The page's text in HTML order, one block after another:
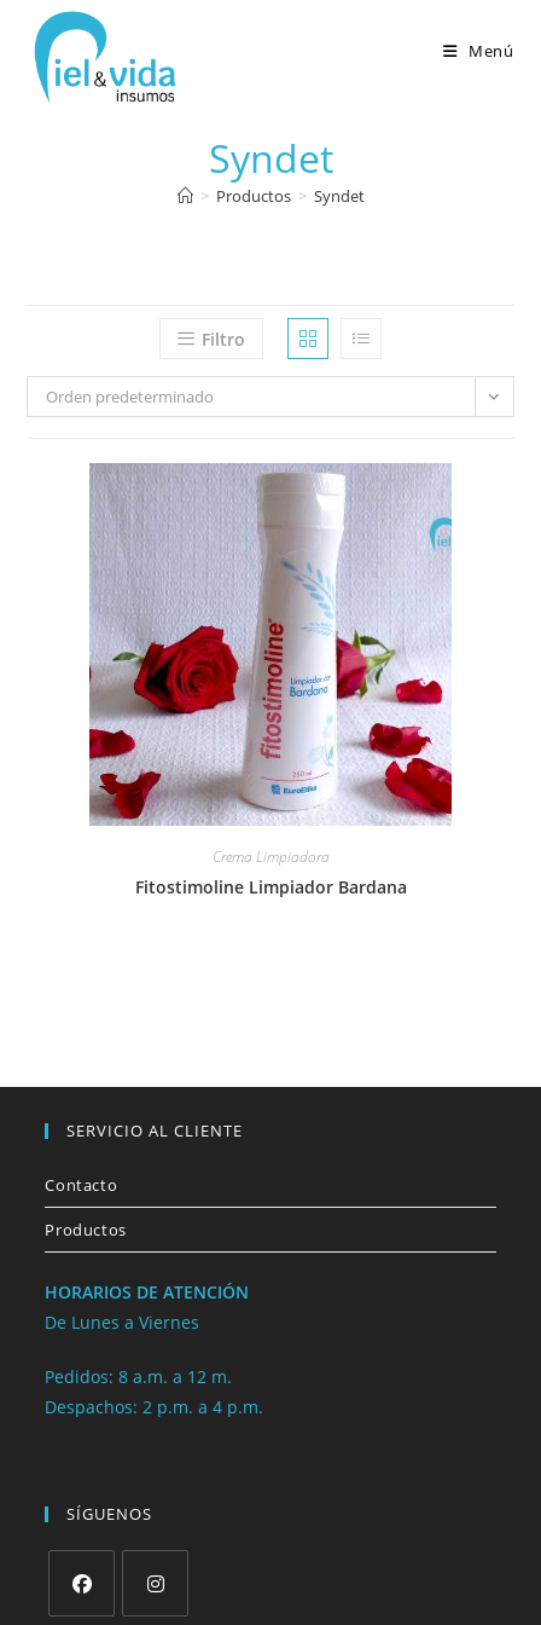
Menú
Syndet
> Productos > Syndet
Filtro
Orden predeterminado
Crema Limpiadora
Fitostimoline Limpiador Bardana
SERVICIO AL CLIENTE
Contacto
Productos
HORARIOS DE ATENCIÓN
De Lunes a Viernes
Pedidos: 8 a.m. a 12 m.
Despachos: 2 p.m. a 4 p.m.
SÍGUENOS